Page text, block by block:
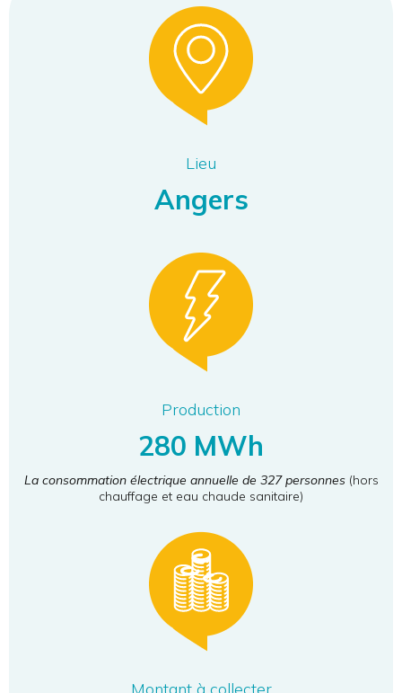
Lieu
Angers
Production
280 MWh
La consommation électrique annuelle de 327 personnes(hors
chauffage et eau chaude sanitaire)